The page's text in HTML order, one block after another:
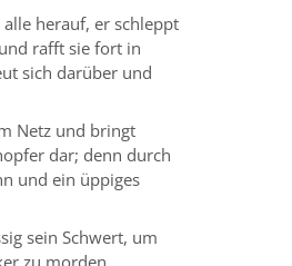
herauf, er schleppt
rafft sie fort in
sich darüber und
Netz und bringt
dar; denn durch
und ein üppiges
sein Schwert, um